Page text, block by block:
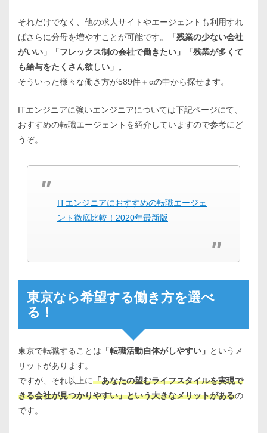
それだけでなく、他の求人サイトやエージェントも利用すれ
ばさらに分母を増やすことが可能です。
「残業の少ない会社
がいい」「フレックス制の会社で働きたい」「残業が多くて
も給与をたくさん欲しい」。
そういった様々な働き方が589件＋αの中から探せます。
ITエンジニアに強いエンジニアについては下記ページにて、
おすすめの転職エージェントを紹介していますので参考にど
うぞ。
ITエンジニアにおすすめの転職エージェ
ント徹底比較！2020年最新版
東京なら希望する働き方を選べ
る！
東京で転職することは 「転職活動自体がしやすい」 というメ
リットがあります。
ですが、それ以上に「あなたの望むライフスタイルを実現で
きる会社が見つかりやすい」という大きなメリットがあるの
です。